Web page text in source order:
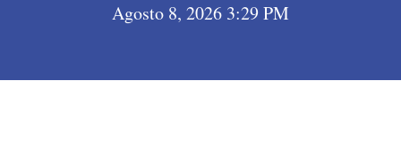
Agosto 8, 2026 3:29 PM